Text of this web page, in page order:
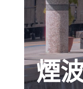
煙